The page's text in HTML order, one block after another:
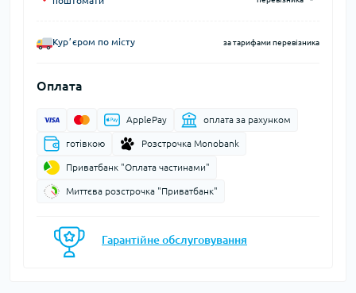
Курʼєром по місту за тарифами перевізника
Оплата
ApplePay оплата за рахунком
готівкою Розстрочка Monobank
Приватбанк "Оплата частинами"
Миттєва розстрочка "Приватбанк"
Гарантійне обслуговування